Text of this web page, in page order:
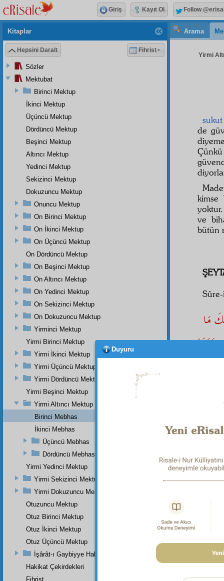
Arama
Yirmi
sukut
de
kimse
ve
bütün
مَا
Dipnot-1
Ve
eden
Kitaplar
Hepsini Daralt Fihrist
Sözler
Mektubat
Birinci Mektup
İkinci Mektup
Üçüncü Mektup
Dördüncü Mektup
Beşinci Mektup
Altıncı Mektup
Yedinci Mektup
Sekizinci Mektup
Dokuzuncu Mektup
Onuncu Mektup
On Birinci Mektup
On İkinci Mektup
On Üçüncü Mektup
On Dördüncü Mektup
On Beşinci Mektup
On Altıncı Mektup
On Yedinci Mektup
On Sekizinci Mektup
On Dokuzuncu Mektup
Yirminci Mektup
Yirmi Birinci Mektup
Yirmi İkinci Mektup
Yirmi Üçüncü Mektup
Yirmi Dördüncü Mektup
Yirmi Beşinci Mektup
Yirmi Altıncı Mektup
Birinci Mebhas
İkinci Mebhas
Üçüncü Mebhas
Dördüncü Mebhas
Yirmi Yedinci Mektup
Yirmi Sekizinci Mektup
Yirmi Dokuzuncu Mektup
Otuzuncu Mektup
Otuz Birinci Mektup
Otuz İkinci Mektup
Otuz Üçüncü Mektup
İşârât-ı Gaybiyye Hakkında Bir Takriz
Hakikat Çekirdekleri
Fihrist
Giriş Kayıt Ol Follow
Duyuru